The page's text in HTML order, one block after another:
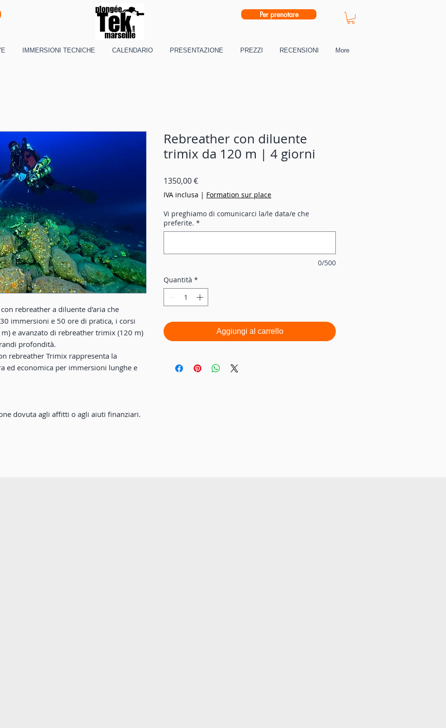
Per prenotare
IMMERSIONI TECNICHE CALENDARIO PRESENTAZIONE PREZZI RECENSIONI More
rebreather a diluente d'aria che
immersioni e 50 ore di pratica, i corsi
e avanzato di rebreather trimix (120 m)
profondità.
rebreather Trimix rappresenta la
ed economica per immersioni lunghe e
dovuta agli affitti o agli aiuti finanziari.
Rebreather con diluente
trimix da 120 m | 4 giorni
1350,00 €Prezzo
IVA inclusa | Formation sur place
Vi preghiamo di comunicarci la/le data/e che
preferite. *
0/500
Quantità *
Aggiungi al carrello